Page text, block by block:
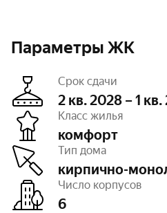
Параметры ЖК
Срок сдачи
2 кв. 2028 – 1
Класс жилья
комфорт
Тип дома
кирпично-
Число корпусов
6
Этажность
Высота потолков
Паркинг, машиноместа
Тип договора
Очереди